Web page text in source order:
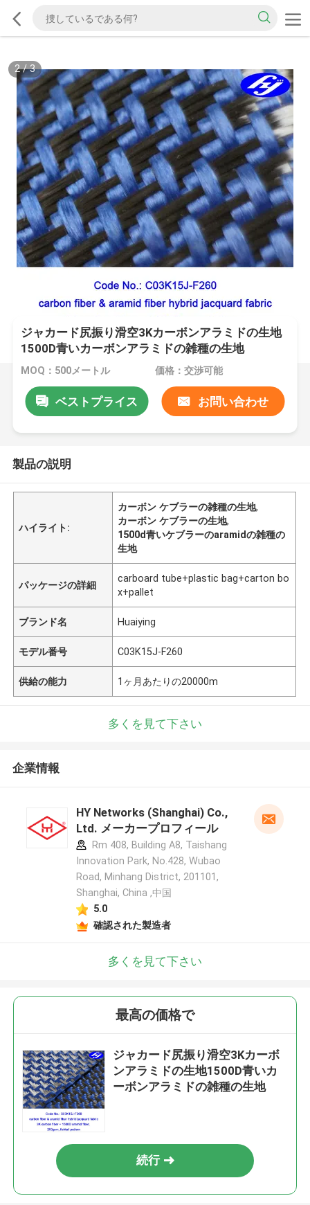
2/3
ジャカード尻振り滑空3Kカーボンアラミドの生地
1500D青いカーボンアラミドの雑種の生地
MOQ：500メートル 価格：交渉可能
ベストプライス お問い合わせ
製品の説明
ハイライト:
カーボン ケブラーの雑種の生地,
カーボン ケブラーの生地,
1500d青いケブラーのaramidの雑種の
生地
パッケージの詳細
carboard tube+plastic bag+carton bo
x+pallet
ブランド名 Huaiying
モデル番号 C03K15J-F260
供給の能力 1ヶ月あたりの20000m
多くを見て下さい
企業情報
HY Networks (Shanghai) Co.,
Ltd. メーカープロフィール
Rm 408, Building A8, Taishang
Innovation Park, No.428, Wubao
Road, Minhang District, 201101,
Shanghai, China ,中国
5.0
確認された製造者
多くを見て下さい
最高の価格で
ジャカード尻振り滑空3Kカーボ
ンアラミドの生地1500D青いカ
ーボンアラミドの雑種の生地
続行